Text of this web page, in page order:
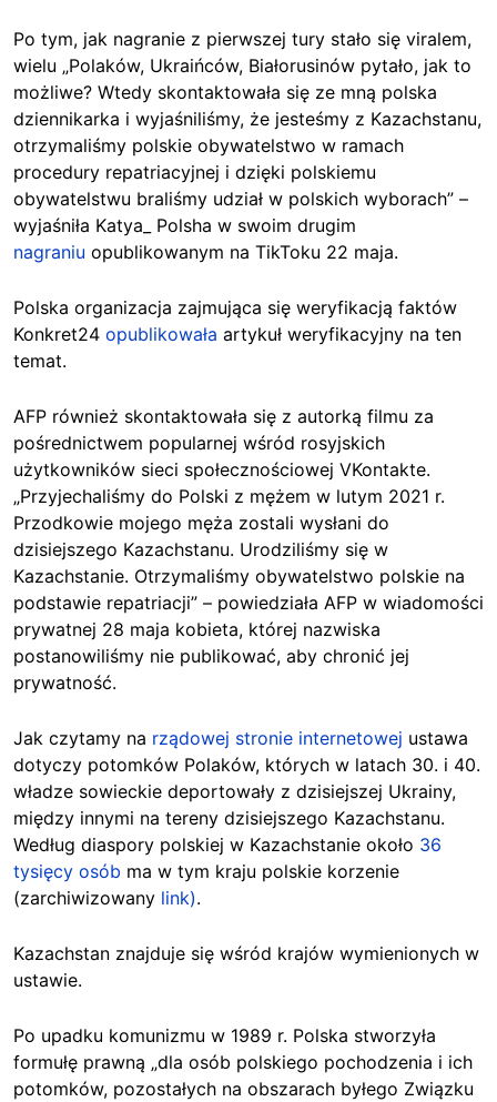
Po tym, jak nagranie z pierwszej tury stało się viralem,
wielu „Polaków, Ukraińców, Białorusinów pytało, jak to
możliwe? Wtedy skontaktowała się ze mną polska
dziennikarka i wyjaśniliśmy, że jesteśmy z Kazachstanu,
otrzymaliśmy polskie obywatelstwo w ramach
procedury repatriacyjnej i dzięki polskiemu
obywatelstwu braliśmy udział w polskich wyborach” –
wyjaśniła Katya_ Polsha w swoim drugim
nagraniu opublikowanym na TikToku 22 maja.
Polska organizacja zajmująca się weryfikacją faktów
Konkret24 opublikowała artykuł weryfikacyjny na ten
temat.
AFP również skontaktowała się z autorką filmu za
pośrednictwem popularnej wśród rosyjskich
użytkowników sieci społecznościowej VKontakte.
„Przyjechaliśmy do Polski z mężem w lutym 2021 r.
Przodkowie mojego męża zostali wysłani do
dzisiejszego Kazachstanu. Urodziliśmy się w
Kazachstanie. Otrzymaliśmy obywatelstwo polskie na
podstawie repatriacji” – powiedziała AFP w wiadomości
prywatnej 28 maja kobieta, której nazwiska
postanowiliśmy nie publikować, aby chronić jej
prywatność.
Jak czytamy na rządowej stronie internetowej ustawa
dotyczy potomków Polaków, których w latach 30. i 40.
władze sowieckie deportowały z dzisiejszej Ukrainy,
między innymi na tereny dzisiejszego Kazachstanu.
Według diaspory polskiej w Kazachstanie około 36
tysięcy osób ma w tym kraju polskie korzenie
(zarchiwizowany link).
Kazachstan znajduje się wśród krajów wymienionych w
ustawie.
Po upadku komunizmu w 1989 r. Polska stworzyła
formułę prawną „dla osób polskiego pochodzenia i ich
potomków, pozostałych na obszarach byłego Związku